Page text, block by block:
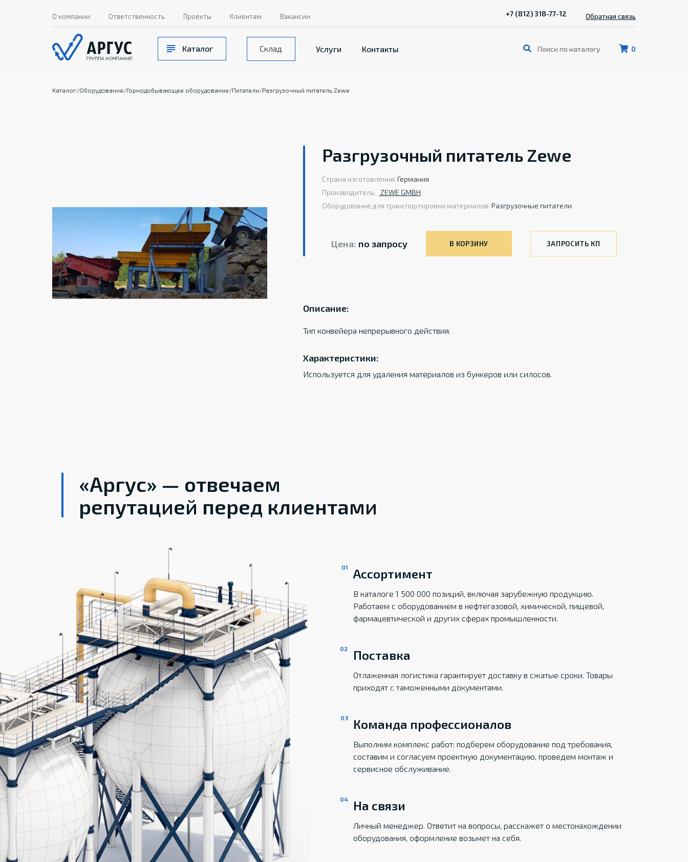
0
Каталог Склад Услуги Контакты
О компании Ответственность Проекты Клиентам Вакансии +7 (812) 318-77-12 Обратная связь
Каталог/Оборудование/Горнодобывающее оборудование/Питатели/Разгрузочный питатель Zewe
Разгрузочный питатель Zewe
Страна изготовления: Германия
Производитель: ZEWE GMBH
Оборудование для транспортировки материалов: Разгрузочные питатели
Цена: по запросу В КОРЗИНУ ЗАПРОСИТЬ КП
Описание:
Тип конвейера непрерывного действия.
Характеристики:
Используется для удаления материалов из бункеров или силосов.
«Аргус» — отвечаем
репутацией перед клиентами
Ассортимент
В каталоге 1 500 000 позиций, включая зарубежную продукцию.
Работаем с оборудованием в нефтегазовой, химической, пищевой,
фармацевтической и других сферах промышленности.
Поставка
Отлаженная логистика гарантирует доставку в сжатые сроки. Товары
приходят с таможенными документами.
Команда профессионалов
Выполним комплекс работ: подберем оборудование под требования,
составим и согласуем проектную документацию, проведем монтаж и
сервисное обслуживание.
На связи
Личный менеджер. Ответит на вопросы, расскажет о местонахождении
оборудования, оформление возьмет на себя.